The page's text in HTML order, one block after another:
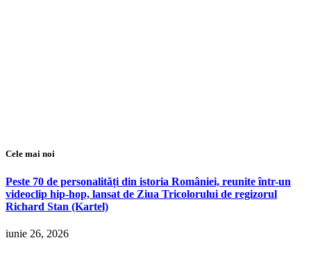
Cele mai noi
Peste 70 de personalități din istoria României, reunite într-un
videoclip hip-hop, lansat de Ziua Tricolorului de regizorul
Richard Stan (Kartel)
iunie 26, 2026